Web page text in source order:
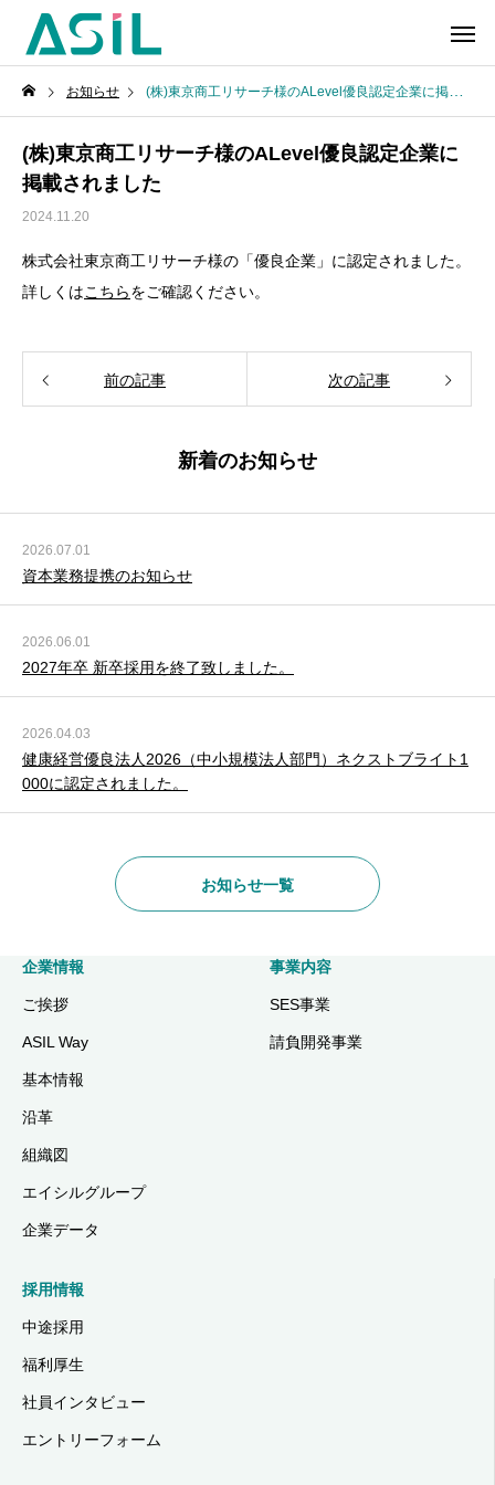
お知らせ (株)東京商工リサーチ様のALevel優良認定企業に掲載されました
(株)東京商工リサーチ様のALevel優良認定企業に
掲載されました
2024.11.20
株式会社東京商工リサーチ様の「優良企業」に認定されました。
詳しくはこちらをご確認ください。
前の記事 次の記事
新着のお知らせ
2026.07.01
資本業務提携のお知らせ
2026.06.01
2027年卒 新卒採用を終了致しました。
2026.04.03
健康経営優良法人2026（中小規模法人部門）ネクストブライト1
000に認定されました。
お知らせ一覧
企業情報
ご挨拶
ASIL Way
基本情報
沿革
組織図
エイシルグループ
企業データ
事業内容
SES事業
請負開発事業
採用情報
中途採用
福利厚生
社員インタビュー
エントリーフォーム